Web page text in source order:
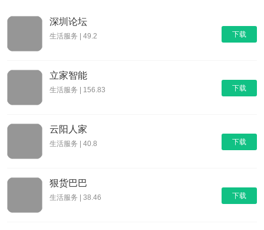
下载
深圳论坛
生活服务 | 49.2
下载
立家智能
生活服务 | 156.83
下载
云阳人家
生活服务 | 40.8
下载
狠货巴巴
生活服务 | 38.46